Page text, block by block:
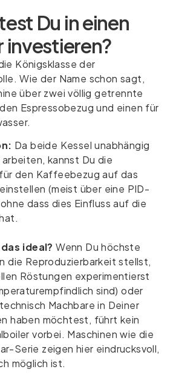
Du in einen
investieren?
Königsklasse der
Wie der Name schon sagt,
über zwei völlig getrennte
Espressobezug und einen für
Da beide Kessel unabhängig
kannst Du die
den Kaffeebezug auf das
(meist über eine PID-
dass dies Einfluss auf die
ideal? Wenn Du höchste
die Reproduzierbarkeit stellst,
Röstungen experimentierst
sind) oder
Machbare in Deiner
haben möchtest, führt kein
vorbei. Maschinen wie die
Serie zeigen hier eindrucksvoll,
möglich ist.